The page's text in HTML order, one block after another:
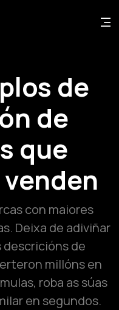
de
de
que
con maiores
Deixa de adiviñar
descricións de
millóns en
roba as súas
en segundos.